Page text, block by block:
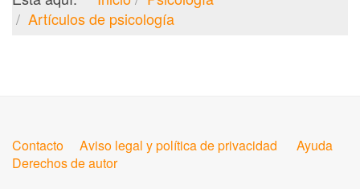
Artículos de psicología
Contacto Aviso legal y política de privacidad
Ayuda
Derechos de autor